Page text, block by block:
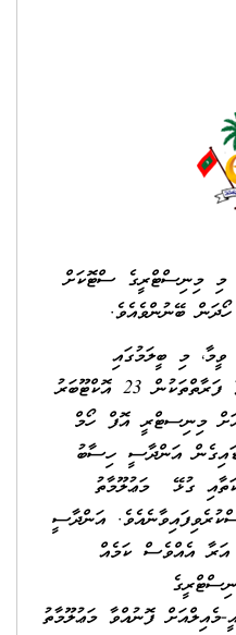
ސްޓޮކަށް
ބޭނުންވެއެވެ.
ބައިވެރިވެލައްވަން ޝައުގުވެރިވެލައްވާ ފަރާތްތަކުން 23 އޮކްޓޫބަރު
ވާ ހޯމަ ދުވަހުގެ 10:00 އަށް މިނިސޓްރީ އޮފް ހޯމް
ވަޑައިގެން އަންދާސީ ހިސާބު
ގުޅޭ މަޢުލޫމާތު
އަންދާސީ
އެއްވެސް ކަމެއް
މެއިލްއަށް ފޮނުއްވާ މަޢުލޫމާތު